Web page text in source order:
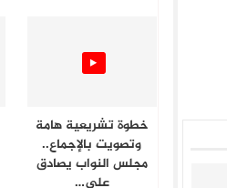
خطوة تشريعية هامة
وتصويت بالإجماع..
مجلس النواب يصادق
على…